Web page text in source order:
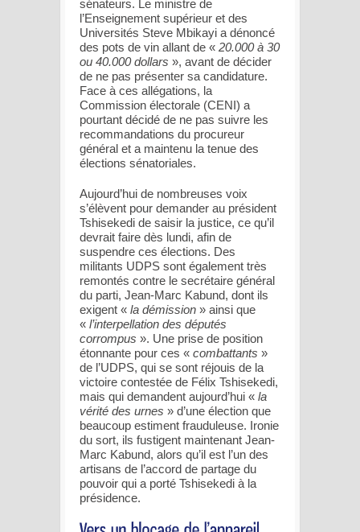
sénateurs. Le ministre de
l’Enseignement supérieur et des
Universités Steve Mbikayi a dénoncé
des pots de vin allant de « 20.000 à 30
ou 40.000 dollars », avant de décider
de ne pas présenter sa candidature.
Face à ces allégations, la
Commission électorale (CENI) a
pourtant décidé de ne pas suivre les
recommandations du procureur
général et a maintenu la tenue des
élections sénatoriales.
Aujourd’hui de nombreuses voix
s’élèvent pour demander au président
Tshisekedi de saisir la justice, ce qu’il
devrait faire dès lundi, afin de
suspendre ces élections. Des
militants UDPS sont également très
remontés contre le secrétaire général
du parti, Jean-Marc Kabund, dont ils
exigent « la démission » ainsi que
« l’interpellation des députés
corrompus ». Une prise de position
étonnante pour ces « combattants »
de l’UDPS, qui se sont réjouis de la
victoire contestée de Félix Tshisekedi,
mais qui demandent aujourd’hui « la
vérité des urnes » d’une élection que
beaucoup estiment frauduleuse. Ironie
du sort, ils fustigent maintenant Jean-
Marc Kabund, alors qu’il est l’un des
artisans de l’accord de partage du
pouvoir qui a porté Tshisekedi à la
présidence.